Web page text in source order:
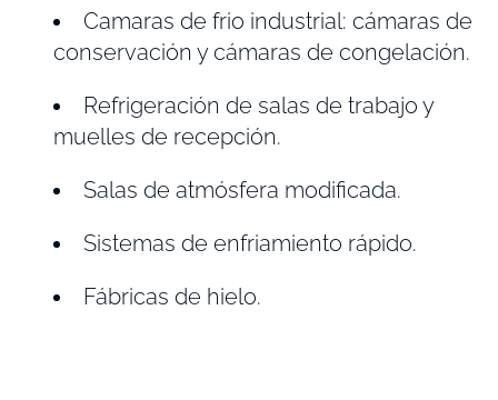
Camaras de frio industrial: cámaras de
conservación y cámaras de congelación.
Refrigeración de salas de trabajo y
muelles de recepción.
Salas de atmósfera modificada.
Sistemas de enfriamiento rápido.
Fábricas de hielo.